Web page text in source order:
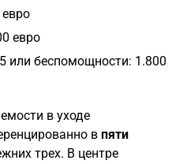
евро
евро
или беспомощности: 1.800
в уходе
в пяти
трех. В центре